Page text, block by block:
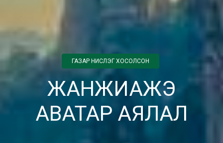
ГАЗАР НИСЛЭГ ХОСОЛСОН
ЖАНЖИАЖЭ
АВАТАР АЯЛАЛ